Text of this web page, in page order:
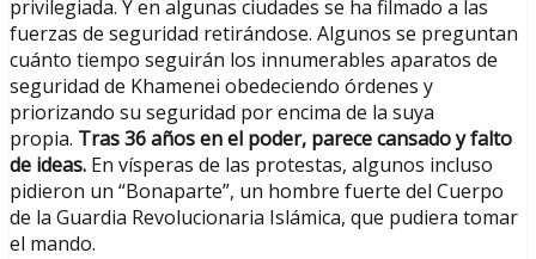
privilegiada. Y en algunas ciudades se ha filmado a las
fuerzas de seguridad retirándose. Algunos se preguntan
cuánto tiempo seguirán los innumerables aparatos de
seguridad de Khamenei obedeciendo órdenes y
priorizando su seguridad por encima de la suya
propia. Tras 36 años en el poder, parece cansado y falto
de ideas. En vísperas de las protestas, algunos incluso
pidieron un “Bonaparte”, un hombre fuerte del Cuerpo
de la Guardia Revolucionaria Islámica, que pudiera tomar
el mando.